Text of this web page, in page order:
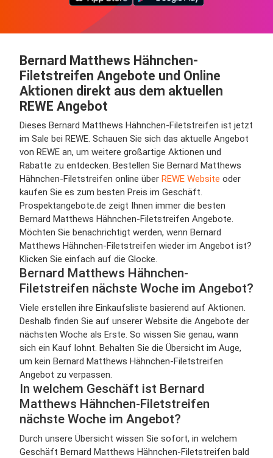
Bernard Matthews Hähnchen-
Filetstreifen Angebote und Online
Aktionen direkt aus dem aktuellen
REWE Angebot
Dieses Bernard Matthews Hähnchen-Filetstreifen ist jetzt
im Sale bei REWE. Schauen Sie sich das aktuelle Angebot
von REWE an, um weitere großartige Aktionen und
Rabatte zu entdecken. Bestellen Sie Bernard Matthews
Hähnchen-Filetstreifen online über REWE Website oder
kaufen Sie es zum besten Preis im Geschäft.
Prospektangebote.de zeigt Ihnen immer die besten
Bernard Matthews Hähnchen-Filetstreifen Angebote.
Möchten Sie benachrichtigt werden, wenn Bernard
Matthews Hähnchen-Filetstreifen wieder im Angebot ist?
Klicken Sie einfach auf die Glocke.
Bernard Matthews Hähnchen-
Filetstreifen nächste Woche im Angebot?
Viele erstellen ihre Einkaufsliste basierend auf Aktionen.
Deshalb finden Sie auf unserer Website die Angebote der
nächsten Woche als Erste. So wissen Sie genau, wann
sich ein Kauf lohnt. Behalten Sie die Übersicht im Auge,
um kein Bernard Matthews Hähnchen-Filetstreifen
Angebot zu verpassen.
In welchem Geschäft ist Bernard
Matthews Hähnchen-Filetstreifen
nächste Woche im Angebot?
Durch unsere Übersicht wissen Sie sofort, in welchem
Geschäft Bernard Matthews Hähnchen-Filetstreifen bald